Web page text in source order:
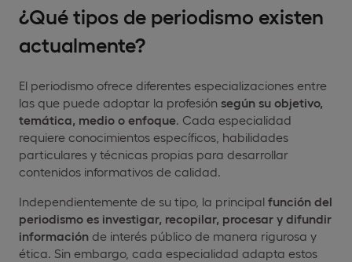
¿Qué tipos de periodismo existen
actualmente?
El periodismo ofrece diferentes especializaciones entre
las que puede adoptar la profesión según su objetivo,
temática, medio o enfoque. Cada especialidad
requiere conocimientos específicos, habilidades
particulares y técnicas propias para desarrollar
contenidos informativos de calidad.
Independientemente de su tipo, la principal función del
periodismo es investigar, recopilar, procesar y difundir
información de interés público de manera rigurosa y
ética. Sin embargo, cada especialidad adapta estos